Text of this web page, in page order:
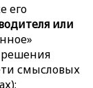
его
или
решения
смысловых